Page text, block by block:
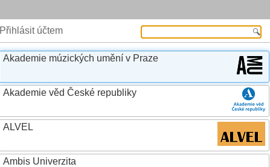
Přihlásit účtem
Akademie múzických umění v Praze
Akademie věd České republiky
ALVEL
Ambis Univerzita